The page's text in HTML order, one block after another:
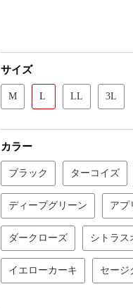
サイズ
M L LL 3L
カラー
ブラック ターコイズ
ディープグリーン アプ
ダークローズ シトラス
イエローカーキ セージ